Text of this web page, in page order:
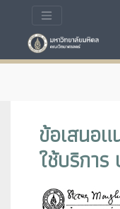
ข้อเสนอ
ใช้บริการ